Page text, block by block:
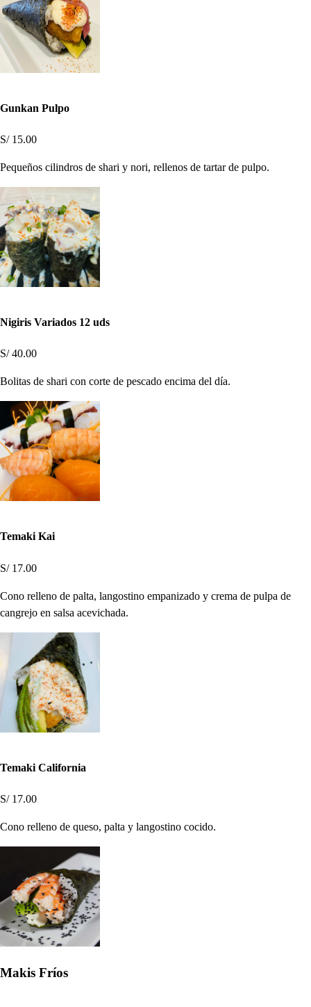
Gunkan Pulpo
S/ 15.00
Pequeños cilindros de shari y nori, rellenos de tartar de pulpo.
Nigiris Variados 12 uds
S/ 40.00
Bolitas de shari con corte de pescado encima del día.
Temaki Kai
S/ 17.00
Cono relleno de palta, langostino empanizado y crema de pulpa de
cangrejo en salsa acevichada.
Temaki California
S/ 17.00
Cono relleno de queso, palta y langostino cocido.
Makis Fríos